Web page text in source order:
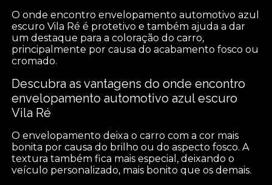
O onde encontro envelopamento automotivo azul
escuro Vila Ré é protetivo e também ajuda a dar
um destaque para a coloração do carro,
principalmente por causa do acabamento fosco ou
cromado.
Descubra as vantagens do onde encontro
envelopamento automotivo azul escuro
Vila Ré
O envelopamento deixa o carro com a cor mais
bonita por causa do brilho ou do aspecto fosco. A
textura também fica mais especial, deixando o
veículo personalizado, mais bonito que os demais.